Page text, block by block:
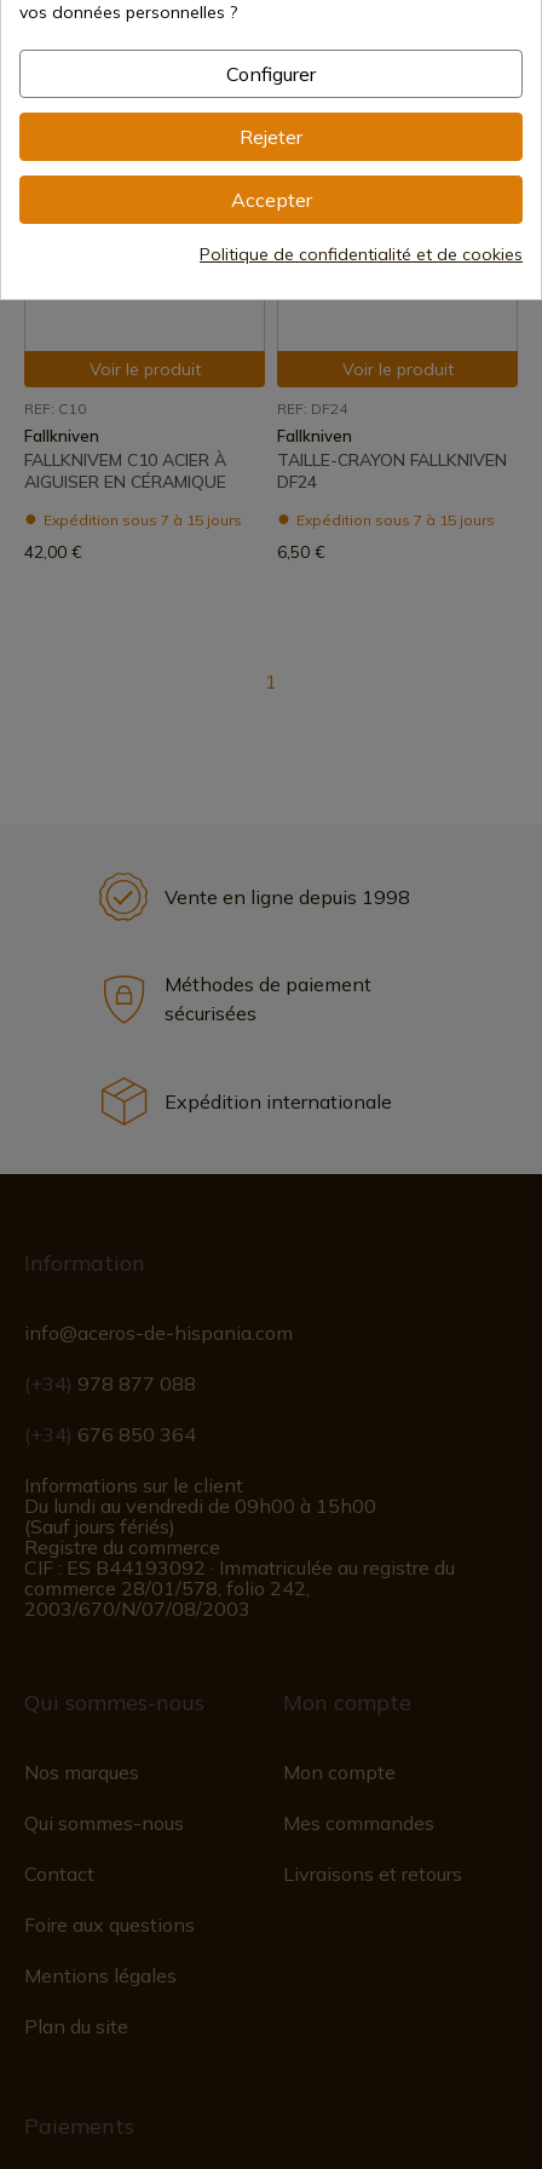
Fallkniven
TAILLE-CRAYON FALLKNIVEN
FALLKNIVEN TAILLE-CRAYON
DC521
70,00 €
Voir le produit
REF: C10
Fallkniven
FALLKNIVEM C10 ACIER À
AIGUISER EN CÉRAMIQUE
Expédition sous 7 à 15 jours
42,00 €
Voir le produit
REF: DF24
Fallkniven
TAILLE-CRAYON FALLKNIVEN
DF24
Expédition sous 7 à 15 jours
6,50 €
1
Vente en ligne depuis 1998
Méthodes de paiement
sécurisées
Expédition internationale
Information
info@aceros-de-hispania.com
(+34) 978 877 088
(+34) 676 850 364
Informations sur le client
Du lundi au vendredi de 09h00 à 15h00
(Sauf jours fériés)
Registre du commerce
CIF : ES B44193092 · Immatriculée au registre du
commerce 28/01/578, folio 242,
2003/670/N/07/08/2003
Qui sommes-nous
Nos marques
Qui sommes-nous
Contact
Foire aux questions
Mentions légales
Plan du site
Mon compte
Mon compte
Mes commandes
Livraisons et retours
Paiements
vos données personnelles ?
Configurer
Rejeter
Accepter
Politique de confidentialité et de cookies